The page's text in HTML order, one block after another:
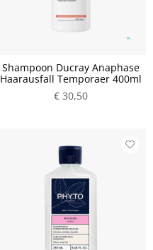
Shampoon Ducray Anaphase
Haarausfall Temporaer 400ml
€ 30,50